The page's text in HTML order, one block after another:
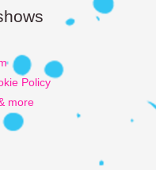
Policy
more